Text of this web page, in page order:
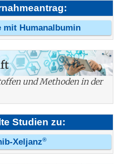
mit Humanalbumin
und Methoden in der
Studien zu:
Xeljanz®